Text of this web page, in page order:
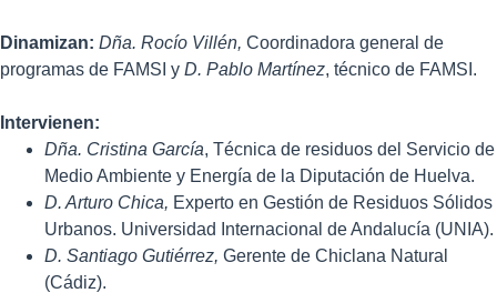
Dinamizan: Dña. Rocío Villén, Coordinadora general de
programas de FAMSI y D. Pablo Martínez, técnico de FAMSI.
Intervienen:
Dña. Cristina García, Técnica de residuos del Servicio de
Medio Ambiente y Energía de la Diputación de Huelva.
D. Arturo Chica, Experto en Gestión de Residuos Sólidos
Urbanos. Universidad Internacional de Andalucía (UNIA).
D. Santiago Gutiérrez, Gerente de Chiclana Natural
(Cádiz).